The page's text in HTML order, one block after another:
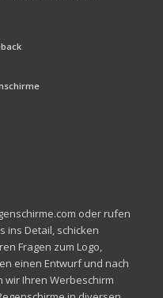
oder rufen
ins Detail, schicken
Fragen zum Logo,
einen Entwurf und nach
Ihren Werbeschirm